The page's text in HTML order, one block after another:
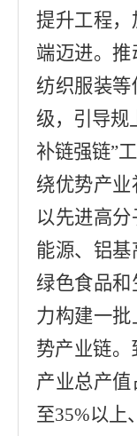
提升工程，
端迈进。推
纺织服装
级，引导规
补链强链”
绕优势产业
以先进高
能源、铝基
绿色食品和
力构建一
势产业链。
产业总产
至35%以上